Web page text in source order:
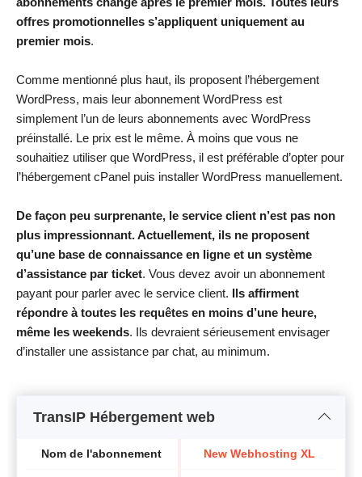
offres promotionnelles s’appliquent uniquement au
premier mois.
Comme mentionné plus haut, ils proposent l’hébergement
WordPress, mais leur abonnement WordPress est
simplement l’un de leurs abonnements avec WordPress
préinstallé. Le prix est le même. À moins que vous ne
souhaitiez utiliser que WordPress, il est préférable d’opter pour
l’hébergement cPanel puis installer WordPress manuellement.
De façon peu surprenante, le service client n’est pas non
plus impressionnant. Actuellement, ils ne proposent
qu’une base de connaissance en ligne et un système
d’assistance par ticket. Vous devez avoir un abonnement
payant pour parler avec le service client. Ils affirment
répondre à toutes les requêtes en moins d’une heure,
même les weekends. Ils devraient sérieusement envisager
d’installer une assistance par chat, au minimum.
TransIP Hébergement web
Nom de l'abonnement New Webhosting XL